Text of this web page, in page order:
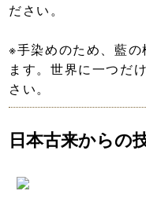
ださい。
※手染めのため、藍
ます。世界に一つだ
さい。
日本古来からの